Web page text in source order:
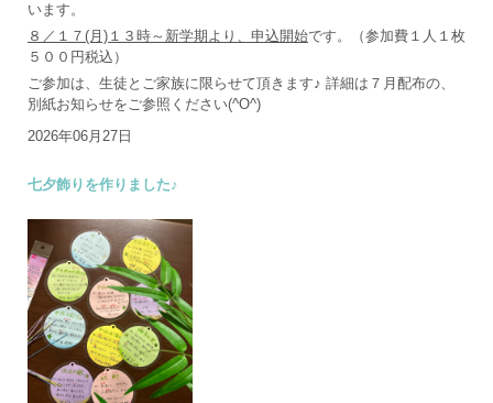
います。
８／１７(月)１３時～新学期より、申込開始です。（参加費１人１枚
５００円税込）
ご参加は、生徒とご家族に限らせて頂きます♪ 詳細は７月配布の、
別紙お知らせをご参照ください(^O^)
2026年06月27日
七夕飾りを作りました♪